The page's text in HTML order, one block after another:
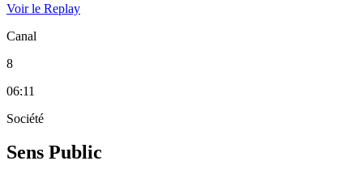
Voir le Replay
Canal
8
06:11
Société
Sens Public